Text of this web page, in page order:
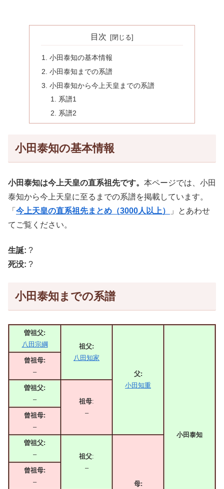
目次
小田泰知の基本情報
小田泰知までの系譜
小田泰知から今上天皇までの系譜
系譜1
系譜2
小田泰知の基本情報
小田泰知は今上天皇の直系祖先です。 本ページでは、小田
泰知から今上天皇に至るまでの系譜を掲載しています。
「 今上天皇の直系祖先まとめ（3000人以上）
」とあわせ
てご覧ください。
生誕: ?
死没: ?
小田泰知までの系譜
曽祖父:
八田宗綱
祖父:
八田知家
父:
小田知重
小田泰知
曾祖母:
–
曽祖父:
–
祖母:
–
曾祖母:
–
曽祖父:
–
祖父:
–
母:
曾祖母:
–